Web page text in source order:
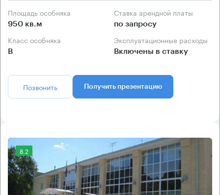
Площадь особняка
950 кв.м
Ставка арендной платы
по запросу
Класс особняка
B
Эксплуатационные расходы
Включены в ставку
Позвонить Получить презентацию
8.2